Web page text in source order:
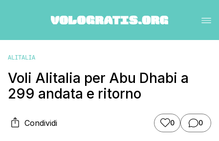
ALITALIA
Voli Alitalia per Abu Dhabi a
299 andata e ritorno
Condividi 0 0